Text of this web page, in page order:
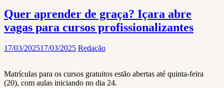
Quer aprender de graça? Içara abre
vagas para cursos profissionalizantes
17/03/202517/03/2025 Redação
Matrículas para os cursos gratuitos estão abertas até quinta-feira
(20), com aulas iniciando no dia 24.